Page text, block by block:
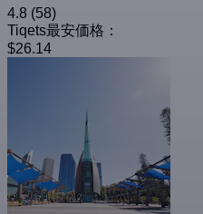
4.8 (58)
Tiqets最安価格：
$26.14